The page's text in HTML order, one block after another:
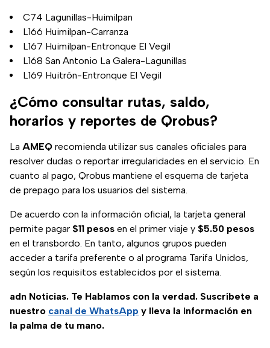
C74 Lagunillas-Huimilpan
L166 Huimilpan-Carranza
L167 Huimilpan-Entronque El Vegil
L168 San Antonio La Galera-Lagunillas
L169 Huitrón-Entronque El Vegil
¿Cómo consultar rutas, saldo,
horarios y reportes de Qrobus?
La AMEQ recomienda utilizar sus canales oficiales para
resolver dudas o reportar irregularidades en el servicio. En
cuanto al pago, Qrobus mantiene el esquema de tarjeta
de prepago para los usuarios del sistema.
De acuerdo con la información oficial, la tarjeta general
permite pagar $11 pesos en el primer viaje y $5.50 pesos
en el transbordo. En tanto, algunos grupos pueden
acceder a tarifa preferente o al programa Tarifa Unidos,
según los requisitos establecidos por el sistema.
adn Noticias. Te Hablamos con la verdad. Suscríbete a
nuestro canal de WhatsApp y lleva la información en
la palma de tu mano.